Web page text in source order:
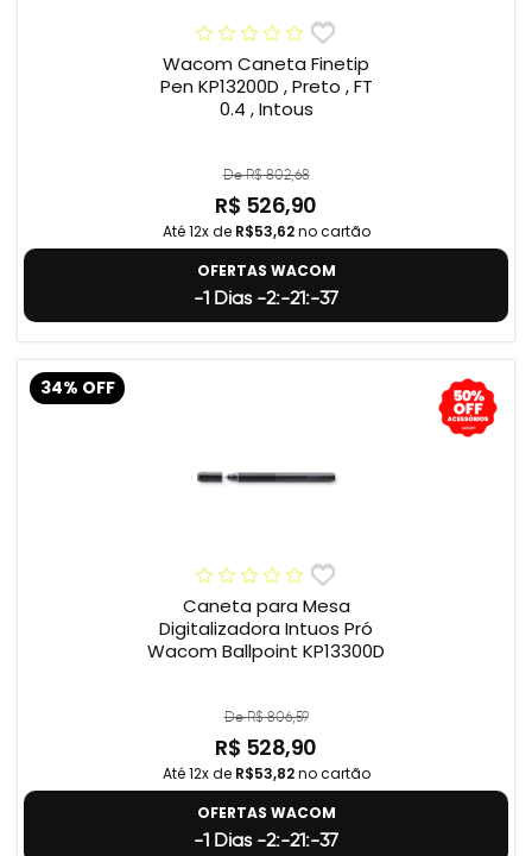
Wacom Caneta Finetip
Pen KP13200D , Preto , FT
0.4 , Intous
De R$ 802,68
R$ 526,90
Até 12x de R$53,62no cartão
OFERTAS WACOM
-1 Dias -2:-21:-38
34% OFF
Caneta para Mesa
Digitalizadora Intuos Pró
Wacom Ballpoint KP13300D
De R$ 806,59
R$ 528,90
Até 12x de R$53,82no cartão
OFERTAS WACOM
-1 Dias -2:-21:-38